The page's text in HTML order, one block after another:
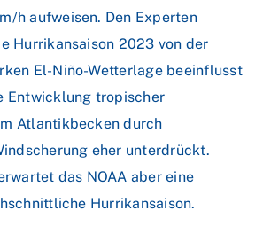
h aufweisen. Den Experten
Hurrikansaison 2023 von der
El-Niño-Wetterlage beeinflusst
Entwicklung tropischer
Atlantikbecken durch
eher unterdrückt.
das NOAA aber eine
Hurrikansaison.